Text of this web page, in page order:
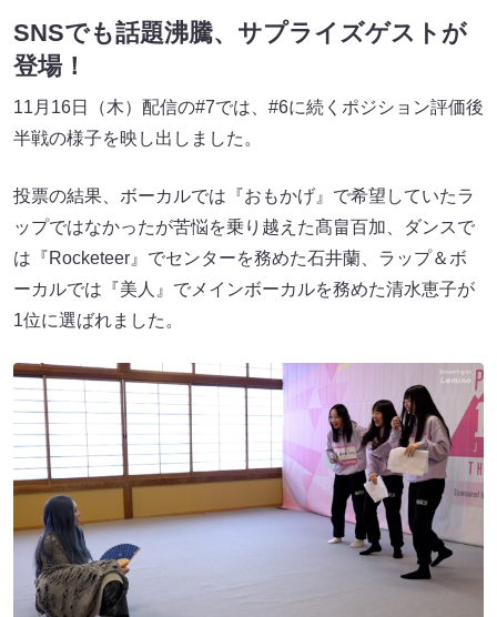
SNSでも話題沸騰、サプライズゲストが
登場！
11月16日（木）配信の#7では、#6に続くポジション評価後
半戦の様子を映し出しました。
投票の結果、ボーカルでは『おもかげ』で希望していたラ
ップではなかったが苦悩を乗り越えた髙畠百加、ダンスで
は『Rocketeer』でセンターを務めた石井蘭、ラップ＆ボ
ーカルでは『美人』でメインボーカルを務めた清水恵子が
1位に選ばれました。